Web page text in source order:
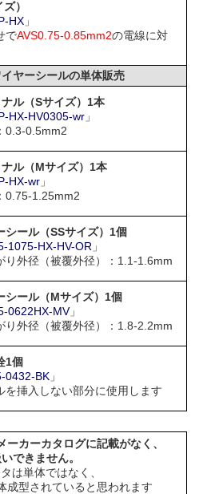
）
HX 」
でAVS0.75-0.85mm2の電線に対
ヤーシールの単体販売
ル（Sサイズ）1本
HX-HV0305-wr 」
0.3-0.5mm2
ル（Mサイズ）1本
HX-wr 」
0.75-1.25mm2
ール（SSサイズ）1個
1075-HX-HV-OR 」
り外径（被覆外径）：1.1-1.6mm
ール（Mサイズ）1個
0622HX-MV」
り外径（被覆外径）：1.8-2.2mm
1個
0432-BK 」
を挿入しない部分に使用します
カーカタログに記載がなく、
できません。
は単体ではなく、
成型されていると思われます